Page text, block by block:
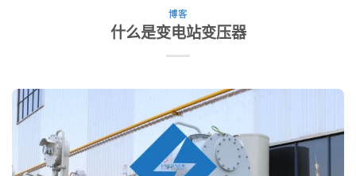
博客
什么是变电站变压器